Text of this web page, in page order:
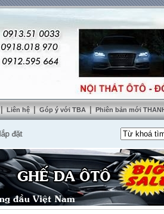
| Liên hệ | Góp ý với TBA | Phiên bản mới